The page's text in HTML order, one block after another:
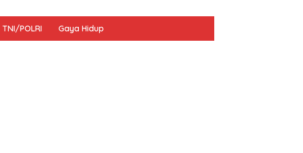
TNI/POLRI Gaya Hidup